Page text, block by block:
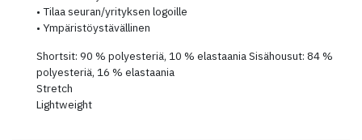
• Tilaa seuran/yrityksen logoille
• Ympäristöystävällinen
Shortsit: 90 % polyesteriä, 10 % elastaania Sisähousut: 84 %
polyesteriä, 16 % elastaania
Stretch
Lightweight